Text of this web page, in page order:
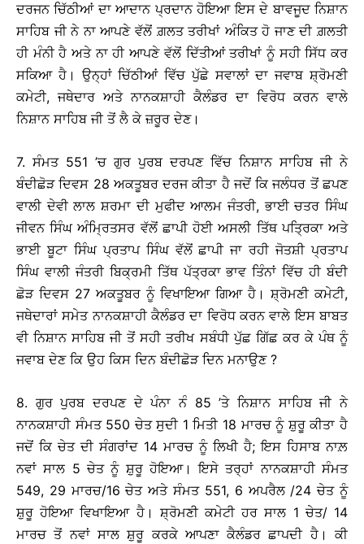
ਦਰਜਨ ਚਿੱਠੀਆਂ ਦਾ ਆਦਾਨ ਪ੍ਰਦਾਨ ਹੋਇਆ ਇਸ ਦੇ ਬਾਵਜੂਦ ਨਿਸ਼ਾਨ
ਸਾਹਿਬ ਜੀ ਨੇ ਨਾ ਆਪਣੇ ਵੱਲੋਂ ਗ਼ਲਤ ਤਰੀਖਾਂ ਅੰਕਿਤ ਹੋ ਜਾਣ ਦੀ ਗ਼ਲਤੀ
ਹੀ ਮੰਨੀ ਹੈ ਅਤੇ ਨਾ ਹੀ ਆਪਣੇ ਵੱਲੋਂ ਦਿੱਤੀਆਂ ਤਰੀਖਾਂ ਨੂੰ ਸਹੀ ਸਿੱਧ ਕਰ
ਸਕਿਆ ਹੈ। ਉਨ੍ਹਾਂ ਚਿੱਠੀਆਂ ਵਿੱਚ ਪੁੱਛੇ ਸਵਾਲਾਂ ਦਾ ਜਵਾਬ ਸ਼੍ਰੋਮਣੀ
ਕਮੇਟੀ, ਜਥੇਦਾਰ ਅਤੇ ਨਾਨਕਸ਼ਾਹੀ ਕੈਲੰਡਰ ਦਾ ਵਿਰੋਧ ਕਰਨ ਵਾਲੇ
ਨਿਸ਼ਾਨ ਸਾਹਿਬ ਜੀ ਤੋਂ ਲੈ ਕੇ ਜ਼ਰੂਰ ਦੇਣ।
7. ਸੰਮਤ 551 ’ਚ ਗੁਰ ਪੁਰਬ ਦਰਪਣ ਵਿੱਚ ਨਿਸ਼ਾਨ ਸਾਹਿਬ ਜੀ ਨੇ
ਬੰਦੀਛੋੜ ਦਿਵਸ 28 ਅਕਤੂਬਰ ਦਰਜ ਕੀਤਾ ਹੈ ਜਦੋਂ ਕਿ ਜਲੰਧਰ ਤੋਂ ਛਪਣ
ਵਾਲੀ ਦੇਵੀ ਲਾਲ ਸ਼ਰਮਾ ਦੀ ਮੁਫੀਦ ਆਲਮ ਜੰਤਰੀ, ਭਾਈ ਚਤਰ ਸਿੰਘ
ਜੀਵਨ ਸਿੰਘ ਅੰਮ੍ਰਿਤਸਰ ਵੱਲੋਂ ਛਾਪੀ ਹੋਈ ਅਸਲੀ ਤਿੱਥ ਪਤ੍ਰਿਕਾ ਅਤੇ
ਭਾਈ ਬੂਟਾ ਸਿੰਘ ਪ੍ਰਤਾਪ ਸਿੰਘ ਵੱਲੋਂ ਛਾਪੀ ਜਾ ਰਹੀ ਜੋਤਸ਼ੀ ਪ੍ਰਤਾਪ
ਸਿੰਘ ਵਾਲੀ ਜੰਤਰੀ ਬਿਕ੍ਰਮੀ ਤਿੱਥ ਪੱਤ੍ਰਕਾ ਭਾਵ ਤਿੰਨਾਂ ਵਿੱਚ ਹੀ ਬੰਦੀ
ਛੋੜ ਦਿਵਸ 27 ਅਕਤੂਬਰ ਨੂੰ ਵਿਖਾਇਆ ਗਿਆ ਹੈ। ਸ਼੍ਰੋਮਣੀ ਕਮੇਟੀ,
ਜਥੇਦਾਰਾਂ ਸਮੇਤ ਨਾਨਕਸ਼ਾਹੀ ਕੈਲੰਡਰ ਦਾ ਵਿਰੋਧ ਕਰਨ ਵਾਲੇ ਇਸ ਬਾਬਤ
ਵੀ ਨਿਸ਼ਾਨ ਸਾਹਿਬ ਜੀ ਤੋਂ ਸਹੀ ਤਰੀਖ ਸਬੰਧੀ ਪੁੱਛ ਗਿੱਛ ਕਰ ਕੇ ਪੰਥ ਨੂੰ
ਜਵਾਬ ਦੇਣ ਕਿ ਉਹ ਕਿਸ ਦਿਨ ਬੰਦੀਛੋੜ ਦਿਨ ਮਨਾਉਣ ?
8. ਗੁਰ ਪੁਰਬ ਦਰਪਣ ਦੇ ਪੰਨਾ ਨੰ 85 ’ਤੇ ਨਿਸ਼ਾਨ ਸਾਹਿਬ ਜੀ ਨੇ
ਨਾਨਕਸ਼ਾਹੀ ਸੰਮਤ 550 ਚੇਤ ਸੁਦੀ 1 ਮਿਤੀ 18 ਮਾਰਚ ਨੂੰ ਸ਼ੁਰੂ ਕੀਤਾ ਹੈ
ਜਦੋਂ ਕਿ ਚੇਤ ਦੀ ਸੰਗਰਾਂਦ 14 ਮਾਰਚ ਨੂੰ ਲਿਖੀ ਹੈ; ਇਸ ਹਿਸਾਬ ਨਾਲ਼
ਨਵਾਂ ਸਾਲ 5 ਚੇਤ ਨੂੰ ਸ਼ੁਰੂ ਹੋਇਆ। ਇਸੇ ਤਰ੍ਹਾਂ ਨਾਨਕਸ਼ਾਹੀ ਸੰਮਤ
549, 29 ਮਾਰਚ/16 ਚੇਤ ਅਤੇ ਸੰਮਤ 551, 6 ਅਪਰੈਲ /24 ਚੇਤ ਨੂੰ
ਸ਼ੁਰੂ ਹੋਇਆ ਵਿਖਾਇਆ ਹੈ। ਸ਼੍ਰੋਮਣੀ ਕਮੇਟੀ ਹਰ ਸਾਲ 1 ਚੇਤ/ 14
ਮਾਰਚ ਤੋਂ ਨਵਾਂ ਸਾਲ ਸ਼ੁਰੂ ਕਰਕੇ ਆਪਣਾ ਕੈਲੰਡਰ ਛਾਪਦੀ ਹੈ। ਕੀ